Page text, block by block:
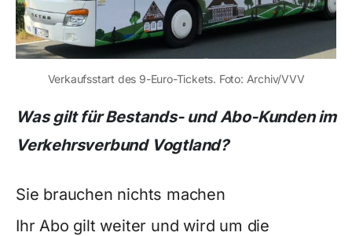
Verkaufsstart des 9-Euro-Tickets. Foto: Archiv/VVV
Was gilt für Bestands- und Abo-Kunden im
Verkehrsverbund Vogtland?
Sie brauchen nichts machen
Ihr Abo gilt weiter und wird um die